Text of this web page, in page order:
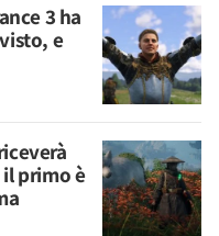
3 ha
e
primo è